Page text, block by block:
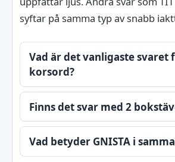
syftar på samma typ av snabb
Vad är det vanligaste svaret
korsord?
Finns det svar med 2
Vad betyder GNISTA i